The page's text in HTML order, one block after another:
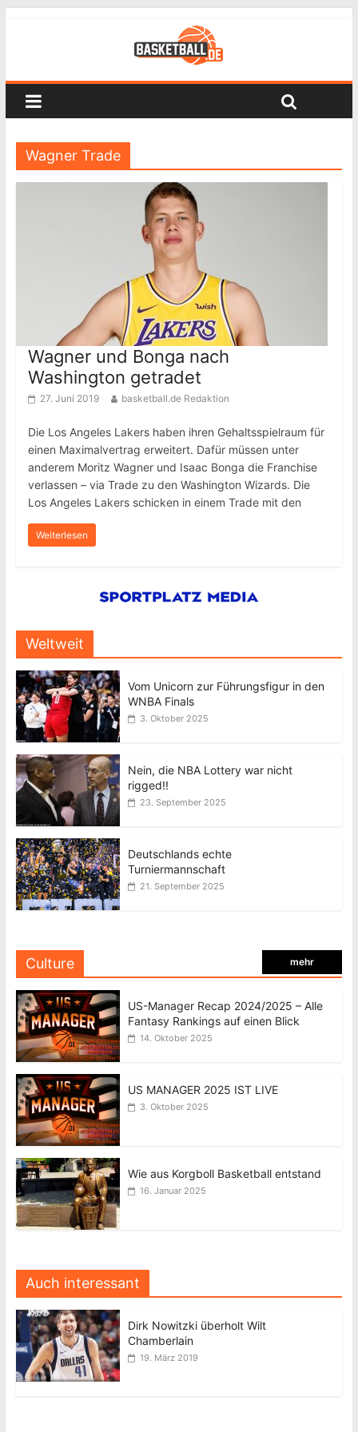
Wagner Trade
Wagner und Bonga nach
Washington getradet
27. Juni 2019 basketball.de Redaktion
Die Los Angeles Lakers haben ihren Gehaltsspielraum für
einen Maximalvertrag erweitert. Dafür müssen unter
anderem Moritz Wagner und Isaac Bonga die Franchise
verlassen – via Trade zu den Washington Wizards. Die
Los Angeles Lakers schicken in einem Trade mit den
Weiterlesen
Weltweit
Vom Unicorn zur Führungsfigur in den
WNBA Finals
3. Oktober 2025
Nein, die NBA Lottery war nicht
rigged!!
23. September 2025
Deutschlands echte
Turniermannschaft
21. September 2025
Culture mehr
US-Manager Recap 2024/2025 – Alle
Fantasy Rankings auf einen Blick
14. Oktober 2025
US MANAGER 2025 IST LIVE
3. Oktober 2025
Wie aus Korgboll Basketball entstand
16. Januar 2025
Auch interessant
Dirk Nowitzki überholt Wilt
Chamberlain
19. März 2019